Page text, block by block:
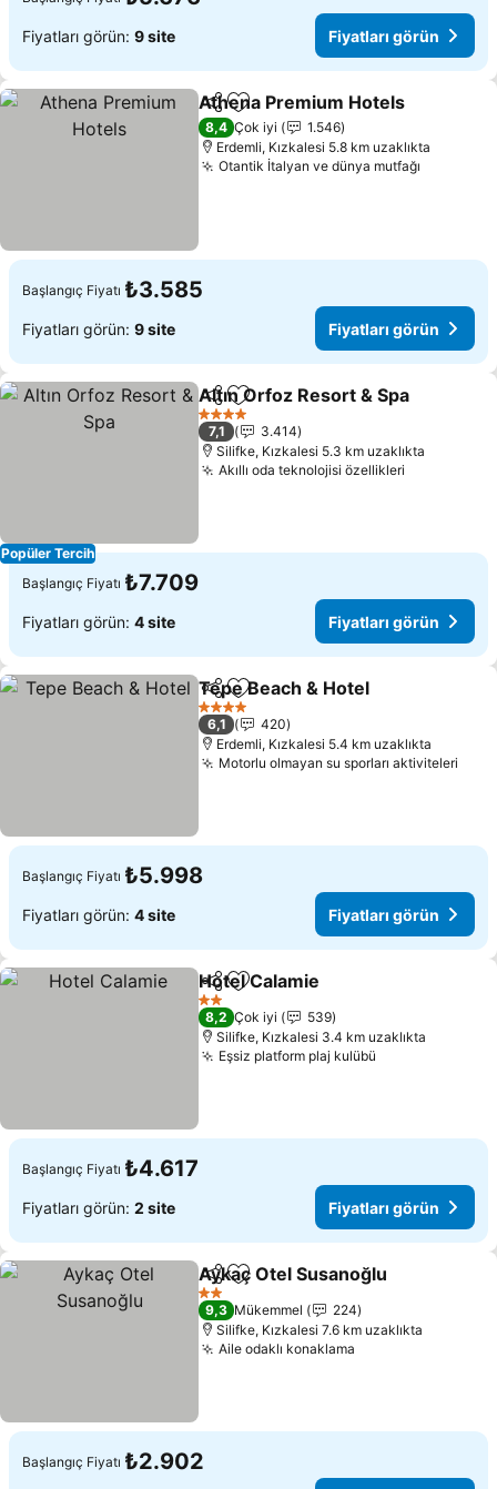
Fiyatları görün: 9 site Fiyatları görün
PaylaşFavorilerime ekle
Athena Premium Hotels
8,4 Çok iyi
1.546
Erdemli, Kızkalesi 5.8 km uzaklıkta
Otantik İtalyan ve dünya mutfağı
Başlangıç Fiyatı ₺3.585
Fiyatları görün: 9 site Fiyatları görün
Popüler Tercih
PaylaşFavorilerime ekle
Altın Orfoz Resort & Spa
4 Yıldız
7,1
3.414
Silifke, Kızkalesi 5.3 km uzaklıkta
Akıllı oda teknolojisi özellikleri
Başlangıç Fiyatı ₺7.709
Fiyatları görün: 4 site Fiyatları görün
PaylaşFavorilerime ekle
Tepe Beach & Hotel
4 Yıldız
6,1
420
Erdemli, Kızkalesi 5.4 km uzaklıkta
Motorlu olmayan su sporları aktiviteleri
Başlangıç Fiyatı ₺5.998
Fiyatları görün: 4 site Fiyatları görün
PaylaşFavorilerime ekle
Hotel Calamie
2 Yıldız
8,2 Çok iyi
539
Silifke, Kızkalesi 3.4 km uzaklıkta
Eşsiz platform plaj kulübü
Başlangıç Fiyatı ₺4.617
Fiyatları görün: 2 site Fiyatları görün
PaylaşFavorilerime ekle
Aykaç Otel Susanoğlu
2 Yıldız
9,3 Mükemmel
224
Silifke, Kızkalesi 7.6 km uzaklıkta
Aile odaklı konaklama
Başlangıç Fiyatı ₺2.902